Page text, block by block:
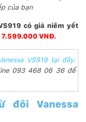
của bạn
có giá niêm yết
VNĐ.
VS919 tại đây.
093 468 06 36 để
đôi Vanessa